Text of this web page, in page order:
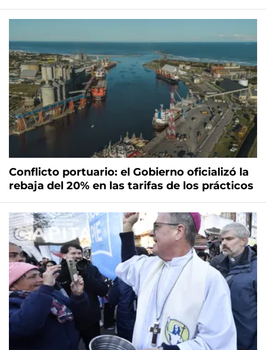
Conflicto portuario: el Gobierno oficializó la
rebaja del 20% en las tarifas de los prácticos